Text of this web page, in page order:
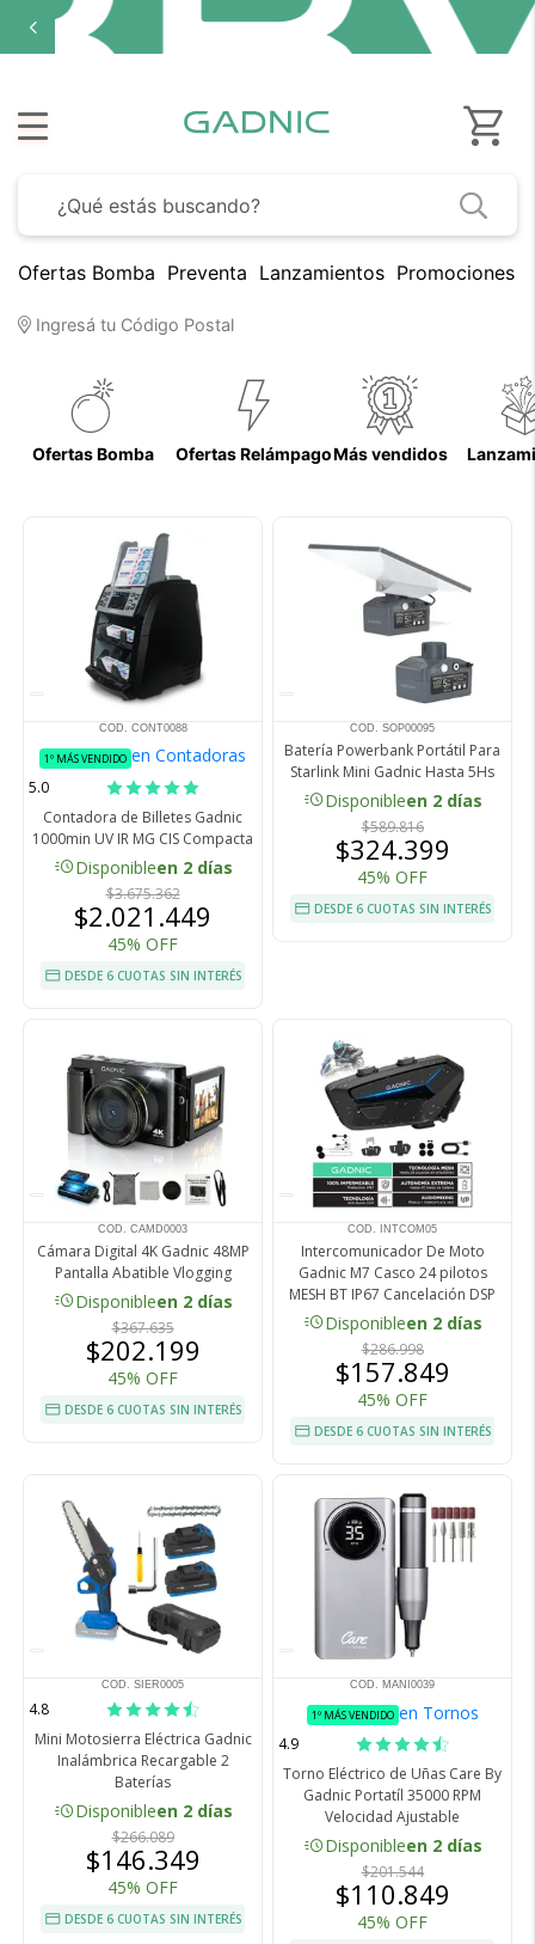
Ofertas Bomba Preventa Lanzamientos Promociones
Ingresá tu Código Postal
Ofertas Bomba Ofertas RelámpagoMás vendidos
COD. CONT0088
1º MÁS VENDIDO en Contadoras
5.0
Contadora de Billetes Gadnic
1000min UV IR MG CIS Compacta
acuteDisponibleen 2 días
$3.675.362
$2.021.449
45% OFF
DESDE 6 CUOTAS SIN INTERÉS
COD. SOP00095
Batería Powerbank Portátil Para
Starlink Mini Gadnic Hasta 5Hs
acuteDisponibleen 2 días
$589.816
$324.399
45% OFF
DESDE 6 CUOTAS SIN INTERÉS
COD. CAMD0003
Cámara Digital 4K Gadnic 48MP
Pantalla Abatible Vlogging
acuteDisponibleen 2 días
$367.635
$202.199
45% OFF
DESDE 6 CUOTAS SIN INTERÉS
COD. INTCOM05
Intercomunicador De Moto
Gadnic M7 Casco 24 pilotos
MESH BT IP67 Cancelación DSP
acuteDisponibleen 2 días
$286.998
$157.849
45% OFF
DESDE 6 CUOTAS SIN INTERÉS
COD. SIER0005
4.8
Mini Motosierra Eléctrica Gadnic
Inalámbrica Recargable 2
Baterías
acuteDisponibleen 2 días
$266.089
$146.349
45% OFF
DESDE 6 CUOTAS SIN INTERÉS
COD. MANI0039
1º MÁS VENDIDO en Tornos
4.9
Torno Eléctrico de Uñas Care By
Gadnic Portatíl 35000 RPM
Velocidad Ajustable
acuteDisponibleen 2 días
$201.544
$110.849
45% OFF